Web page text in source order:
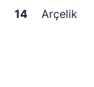
14
Arçelik